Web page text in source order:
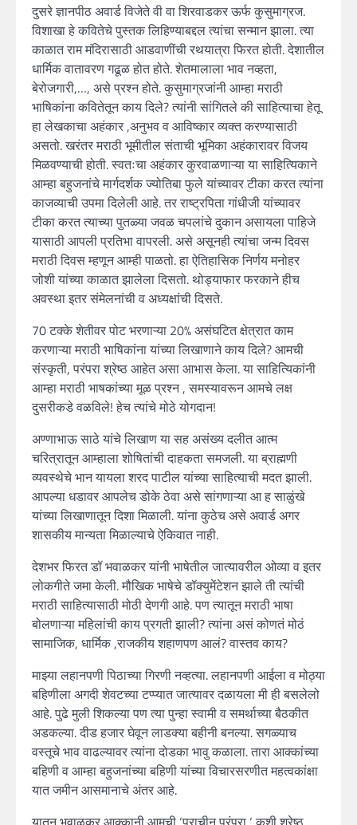
दुसरे ज्ञानपीठ अवार्ड विजेते वी वा शिरवाडकर ऊर्फ कुसुमाग्रज.
विशाखा हे कवितेचे पुस्तक लिहिण्याबद्दल त्यांचा सन्मान झाला. त्या
काळात राम मंदिरासाठी आडवाणींची रथयात्रा फिरत होती. देशातील
धार्मिक वातावरण गढूळ होत होते. शेतमालाला भाव नव्हता,
बेरोजगारी,…, असे प्रश्न होते. कुसुमाग्रजांनी आम्हा मराठी
भाषिकांना कवितेतून काय दिले? त्यांनी सांगितले की साहित्याचा हेतू
हा लेखकाचा अहंकार ,अनुभव व आविष्कार व्यक्त करण्यासाठी
असतो. खरंतर मराठी भूमीतील संताची भूमिका अहंकारावर विजय
मिळवण्याची होती. स्वतःचा अहंकार कुरवाळणाऱ्या या साहित्यिकाने
आम्हा बहुजनांचे मार्गदर्शक ज्योतिबा फुले यांच्यावर टीका करत त्यांना
काजव्याची उपमा दिलेली आहे. तर राष्ट्रपिता गांधीजी यांच्यावर
टीका करत त्याच्या पुतळ्या जवळ चपलांचे दुकान असायला पाहिजे
यासाठी आपली प्रतिभा वापरली. असे असूनही त्यांचा जन्म दिवस
मराठी दिवस म्हणून आम्ही पाळतो. हा ऐतिहासिक निर्णय मनोहर
जोशी यांच्या काळात झालेला दिसतो. थोड्याफार फरकाने हीच
अवस्था इतर संमेलनांची व अध्यक्षांची दिसते.
70 टक्के शेतीवर पोट भरणाऱ्या 20% असंघटित क्षेत्रात काम
करणाऱ्या मराठी भाषिकांना यांच्या लिखाणाने काय दिले? आमची
संस्कृती, परंपरा श्रेष्ठ आहेत असा आभास केला. या साहित्यिकांनी
आम्हा मराठी भाषकांच्या मूळ प्रश्न , समस्यावरून आमचे लक्ष
दुसरीकडे वळविले! हेच त्यांचे मोठे योगदान!
अण्णाभाऊ साठे यांचे लिखाण या सह असंख्य दलीत आत्म
चरित्रातून आम्हाला शोषितांची दाहकता समजली. या ब्राह्मणी
व्यवस्थेचे भान यायला शरद पाटील यांच्या साहित्याची मदत झाली.
आपल्या धडावर आपलेच डोके ठेवा असे सांगणाऱ्या आ ह साळुंखे
यांच्या लिखाणातून दिशा मिळाली. यांना कुठेच असे अवार्ड अगर
शासकीय मान्यता मिळाल्याचे ऐकिवात नाही.
देशभर फिरत डॉ भवाळकर यांनी भाषेतील जात्यावरील ओव्या व इतर
लोकगीते जमा केली. मौखिक भाषेचे डॉक्युमेंटेशन झाले ती त्यांची
मराठी साहित्यासाठी मोठी देणगी आहे. पण त्यातून मराठी भाषा
बोलणाऱ्या महिलांची काय प्रगती झाली? त्यांना असं कोणतं मोठं
सामाजिक, धार्मिक ,राजकीय शहाणपण आलं? वास्तव काय?
माझ्या लहानपणी पिठाच्या गिरणी नव्हत्या. लहानपणी आईला व मोठ्या
बहिणीला अगदी शेवटच्या टप्प्यात जात्यावर दळायला मी ही बसलेलो
आहे. पुढे मुली शिकल्या पण त्या पुन्हा स्वामी व समर्थाच्या बैठकीत
अडकल्या. दीड हजार घेवून लाडक्या बहीनी बनल्या. सगळ्याच
वस्तूचे भाव वाढल्यावर त्यांना दोडका भावु कळाला. तारा आक्कांच्या
बहिणी व आम्हा बहुजनांच्या बहिणी यांच्या विचारसरणीत महत्वकांक्षा
यात जमीन आसमानाचे अंतर आहे.